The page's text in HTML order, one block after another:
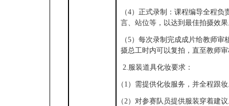
（4）正式录制：课程编导全程负
言、站位等，以达到最佳拍摄效
（5）每次录制完成成片给教师审
摄总工时内可以复拍，直至教师
2.服装道具化妆要求：
（ 1）需提供化妆服务，并全程跟
（2）对参赛队员提供服装穿着建